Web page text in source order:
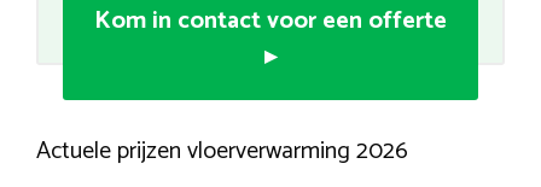
Kom in contact voor een offerte
▸
Actuele prijzen vloerverwarming 2026